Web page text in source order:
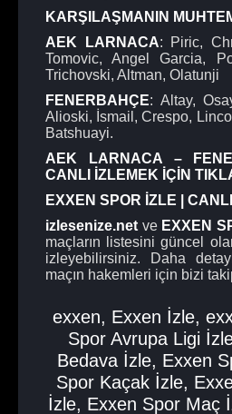
KARŞILAŞMANIN
AEK LARNACA: Piric,
Tomovic, Angel Garcia,
Trichovski, Altman, Olatunji
FENERBAHÇE: Altay,
Alioski, İsmail, Crespo,
Batshuayi.
AEK LARNACA –
CANLI İZLEMEK İÇİN
EXXEN SPOR İZLE |
izlesenize.net ve EXXEN
maçların listesini güncel
izleyebilirsiniz. Daha
maçın hakemleri için bizi
exxen, Exxen İzle,
Spor Avrupa Ligi
Bedava İzle, Exxen
Spor Kaçak İzle,
İzle, Exxen Spor Maç